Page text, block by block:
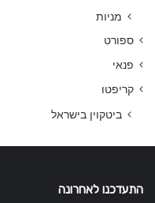
מניות
ספורט
פנאי
קריפטו
ביטקוין בישראל
התעדכנו לאחרונה